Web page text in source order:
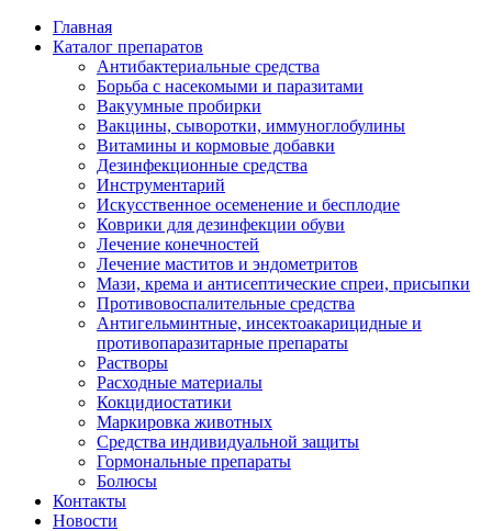
Главная
Каталог препаратов
Антибактериальные средства
Борьба с насекомыми и паразитами
Вакуумные пробирки
Вакцины, сыворотки, иммуноглобулины
Витамины и кормовые добавки
Дезинфекционные средства
Инструментарий
Искусственное осеменение и бесплодие
Коврики для дезинфекции обуви
Лечение конечностей
Лечение маститов и эндометритов
Мази, крема и антисептические спреи, присыпки
Противовоспалительные средства
Антигельминтные, инсектоакарицидные и
противопаразитарные препараты
Растворы
Расходные материалы
Кокцидиостатики
Маркировка животных
Средства индивидуальной защиты
Гормональные препараты
Болюсы
Контакты
Новости